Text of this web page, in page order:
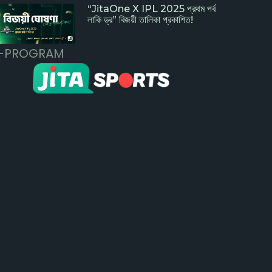
“JitaOne X IPL 2025 প্রথম পর্ব
লাকি ড্র” বিজয়ী তালিকা প্রকাশিত!